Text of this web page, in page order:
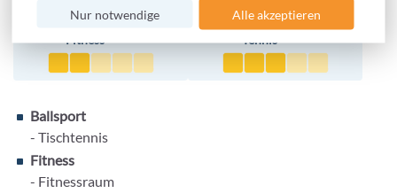
Fitness Tennis
Ballsport
- Tischtennis
Fitness
- Fitnessraum
Nur notwendige Alle akzeptieren